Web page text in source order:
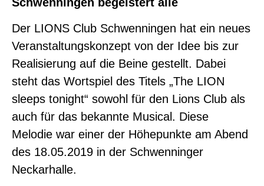
Der LIONS Club Schwenningen hat ein neues
Veranstaltungskonzept von der Idee bis zur
Realisierung auf die Beine gestellt. Dabei
steht das Wortspiel des Titels „The LION
sleeps tonight“ sowohl für den Lions Club als
auch für das bekannte Musical. Diese
Melodie war einer der Höhepunkte am Abend
des 18.05.2019 in der Schwenninger
Neckarhalle.